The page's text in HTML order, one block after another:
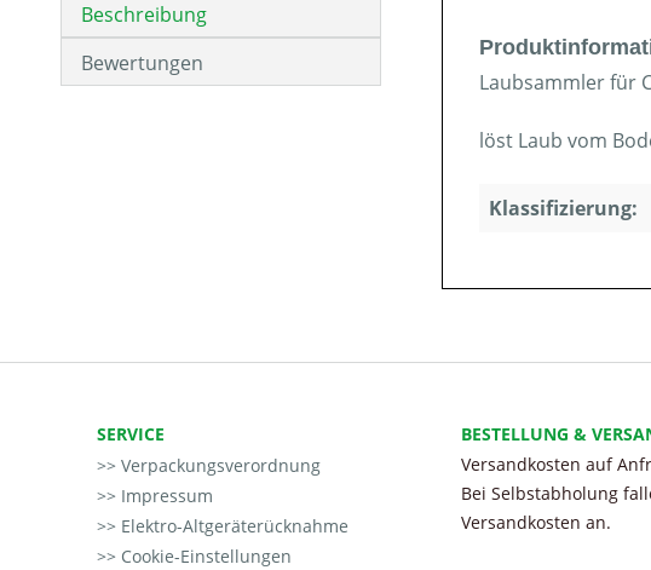
Beschreibung
Bewertungen
Laubsammler für
löst Laub vom
Klassifizierung:
SERVICE
Verpackungsverordnung
Impressum
Elektro-Altgeräterücknahme
Cookie-Einstellungen
BESTELLUNG &
Versandkosten auf
Bei Selbstabholung
Versandkosten an.